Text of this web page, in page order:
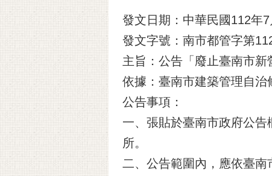
發文日期：中華民國112年7
發文字號：南市都管字第
主旨：公告「廢止臺南市新
依據：臺南市建築管理自治
公告事項：
一、張貼於臺南市政府公
所。
二、公告範圍內，應依臺南